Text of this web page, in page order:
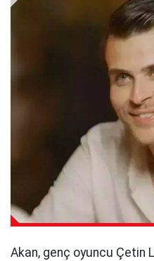
Akan, genç oyuncu Çetin